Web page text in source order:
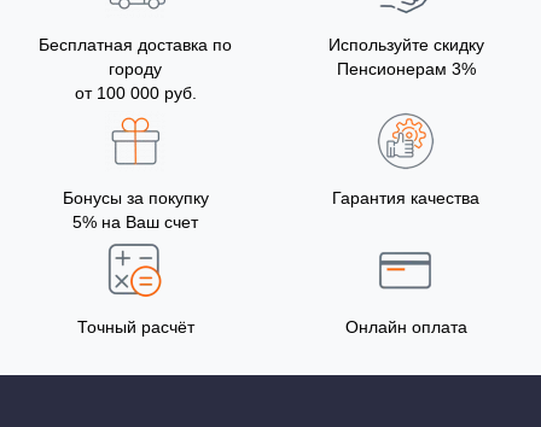
Бесплатная доставка по
городу
от 100 000 руб.
Используйте скидку
Пенсионерам 3%
Бонусы за покупку
5% на Ваш счет
Гарантия качества
Точный расчёт Онлайн оплата